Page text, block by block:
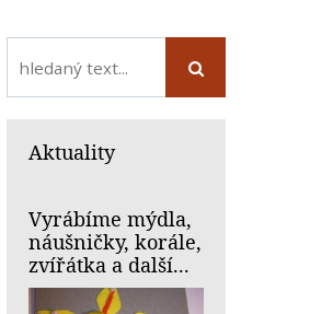
Aktuality
Vyrábíme mýdla,
náušničky, korále,
zvířátka a další...